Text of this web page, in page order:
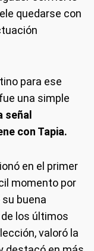
quedarse con
para ese
una simple
señal
con Tapia.
en el primer
momento por
buena
los últimos
valoró la